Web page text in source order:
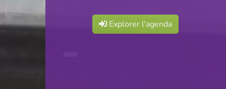
Explorer l'agenda